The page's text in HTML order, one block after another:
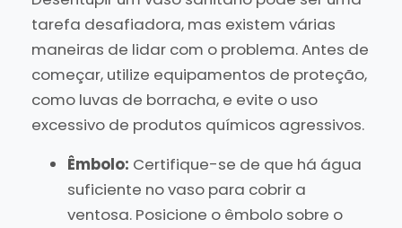
tarefa desafiadora, mas existem várias
maneiras de lidar com o problema. Antes de
começar, utilize equipamentos de proteção,
como luvas de borracha, e evite o uso
excessivo de produtos químicos agressivos.
Êmbolo: Certifique-se de que há água
suficiente no vaso para cobrir a
ventosa. Posicione o êmbolo sobre o